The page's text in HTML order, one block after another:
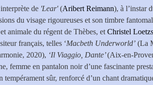
de 'Lear'(Aribert Reimann), à l’instar
du visage rigoureuses et son timbre
animale du régent de Thèbes, et Christel
français, telles ‘Macbeth Underworld’ (La
2020), ‘Il Viaggio, Dante’(Aix-en-
femme en pantalon noir d’une fascinante
tempérament sûr, renforcé d’un chant